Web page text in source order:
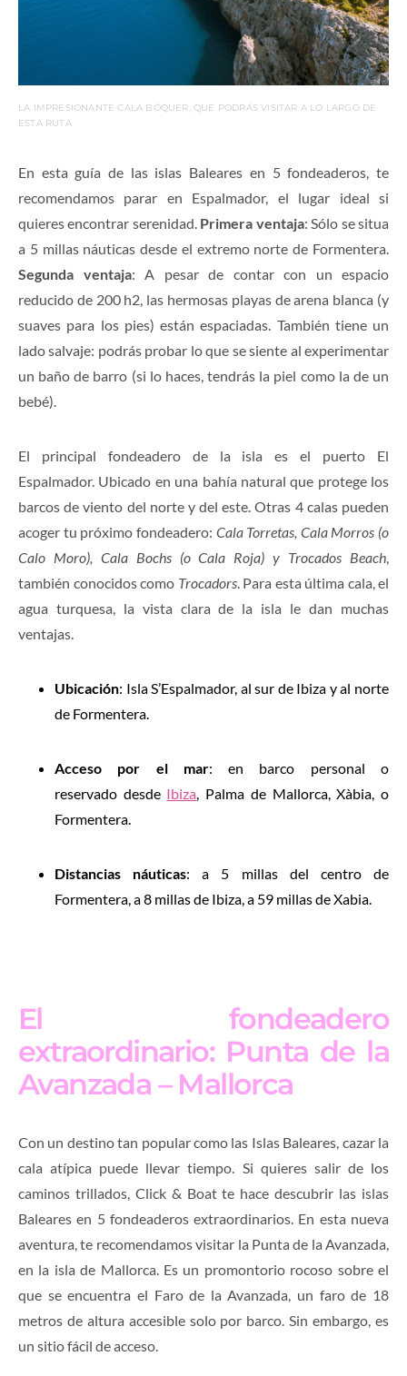
LA IMPRESIONANTE CALA BÓQUER, QUE PODRÁS VISITAR A LO LARGO DE
ESTA RUTA
En esta guía de las islas Baleares en 5 fondeaderos, te
recomendamos parar en Espalmador, el lugar ideal si
quieres encontrar serenidad. Primera ventaja: Sólo se situa
a 5 millas náuticas desde el extremo norte de Formentera.
Segunda ventaja: A pesar de contar con un espacio
reducido de 200 h2, las hermosas playas de arena blanca (y
suaves para los pies) están espaciadas. También tiene un
lado salvaje: podrás probar lo que se siente al experimentar
un baño de barro (si lo haces, tendrás la piel como la de un
bebé).
El principal fondeadero de la isla es el puerto El
Espalmador. Ubicado en una bahía natural que protege los
barcos de viento del norte y del este. Otras 4 calas pueden
acoger tu próximo fondeadero: Cala Torretas, Cala Morros (o
Calo Moro), Cala Bochs (o Cala Roja) y Trocados Beach,
también conocidos como Trocadors. Para esta última cala, el
agua turquesa, la vista clara de la isla le dan muchas
ventajas.
Ubicación: Isla S’Espalmador, al sur de Ibiza y al norte
de Formentera.
Acceso por el mar: en barco personal o
reservado desde Ibiza, Palma de Mallorca, Xàbia, o
Formentera.
Distancias náuticas: a 5 millas del centro de
Formentera, a 8 millas de Ibiza, a 59 millas de Xabia.
El fondeadero
extraordinario: Punta de la
Avanzada – Mallorca
Con un destino tan popular como las Islas Baleares, cazar la
cala atípica puede llevar tiempo. Si quieres salir de los
caminos trillados, Click & Boat te hace descubrir las islas
Baleares en 5 fondeaderos extraordinarios. En esta nueva
aventura, te recomendamos visitar la Punta de la Avanzada,
en la isla de Mallorca. Es un promontorio rocoso sobre el
que se encuentra el Faro de la Avanzada, un faro de 18
metros de altura accesible solo por barco. Sin embargo, es
un sitio fácil de acceso.